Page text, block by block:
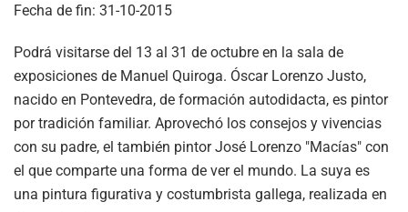
Fecha de fin: 31-10-2015
Podrá visitarse del 13 al 31 de octubre en la sala de
exposiciones de Manuel Quiroga. Óscar Lorenzo Justo,
nacido en Pontevedra, de formación autodidacta, es pintor
por tradición familiar. Aprovechó los consejos y vivencias
con su padre, el también pintor José Lorenzo "Macías" con
el que comparte una forma de ver el mundo. La suya es
una pintura figurativa y costumbrista gallega, realizada en